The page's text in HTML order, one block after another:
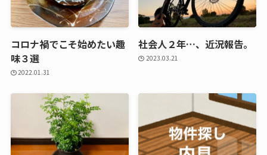
コロナ禍でこそ始めたい趣
味３選
2022.01.31
社会人２年…、近況報告。
2023.03.21